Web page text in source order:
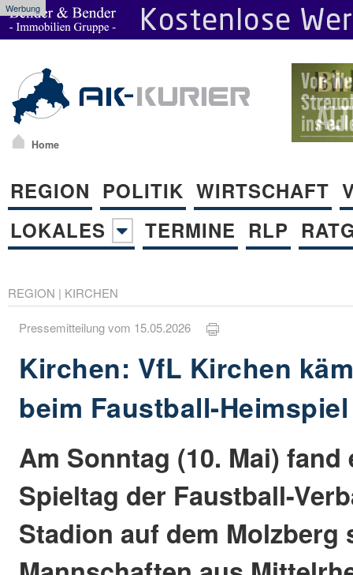
Werbung
Home
REGION POLITIK WIRTSCHAFT
LOKALES
TERMINE RLP
REGION | KIRCHEN
Pressemitteilung vom 15.05.2026
Kirchen: VfL Kirchen
beim Faustball-Heimspiel
Am Sonntag (10. Mai)
Spieltag der Faustball-
Stadion auf dem Molzberg